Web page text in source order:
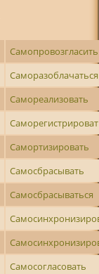
Самопровозгласить
Саморазоблачаться
Самореализовать
Самортизировать
Самосбрасывать
Самосбрасываться
Самосогласовать